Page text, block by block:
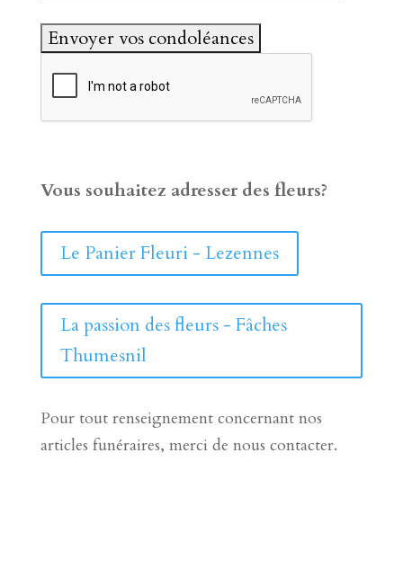
Vous souhaitez adresser des fleurs?
Le Panier Fleuri - Lezennes
La passion des fleurs - Fâches
Thumesnil
Pour tout renseignement concernant nos
articles funéraires, merci de nous contacter.